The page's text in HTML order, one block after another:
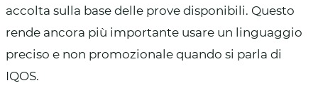
accolta sulla base delle prove disponibili. Questo
rende ancora più importante usare un linguaggio
preciso e non promozionale quando si parla di
IQOS.